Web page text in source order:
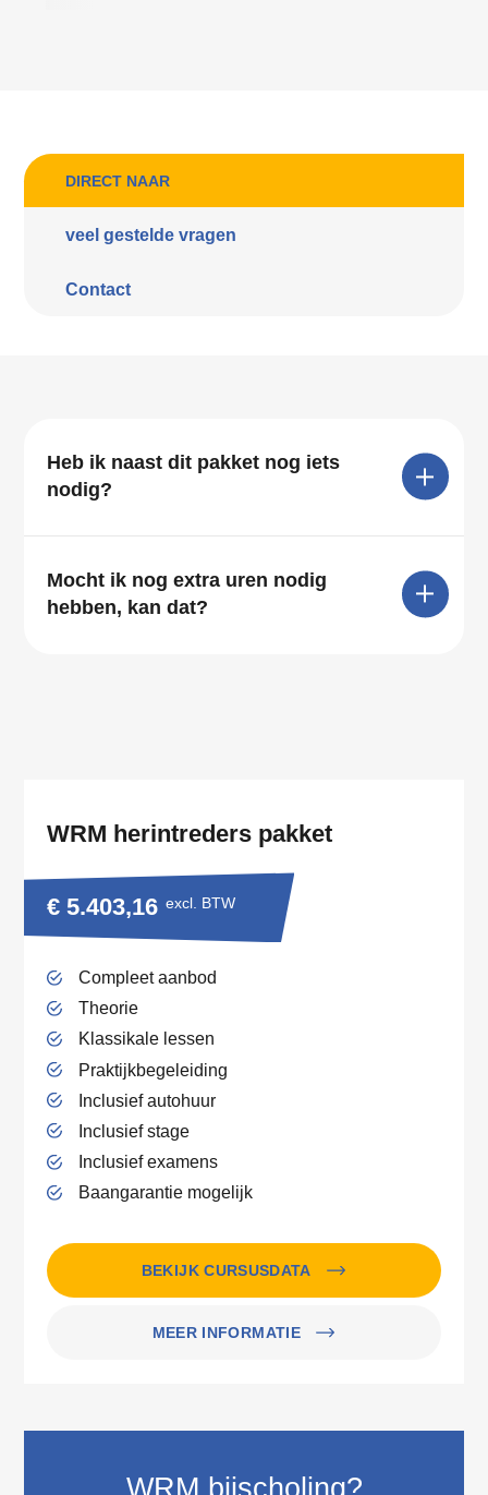
DIRECT NAAR
veel gestelde vragen
Contact
Heb ik naast dit pakket nog iets
nodig?
Mocht ik nog extra uren nodig
hebben, kan dat?
WRM herintreders pakket
€ 5.403,16 excl. BTW
Compleet aanbod
Theorie
Klassikale lessen
Praktijkbegeleiding
Inclusief autohuur
Inclusief stage
Inclusief examens
Baangarantie mogelijk
BEKIJK CURSUSDATA
MEER INFORMATIE
WRM bijscholing?